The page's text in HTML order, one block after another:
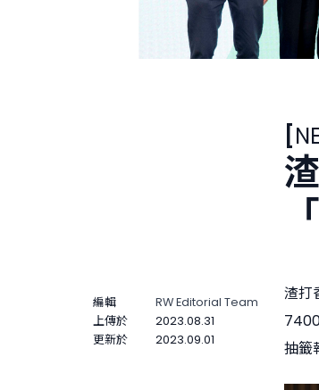
編輯
RW Editorial Team
上傳於
2023.08.31
更新於
2023.09.01
渣打
抽籤